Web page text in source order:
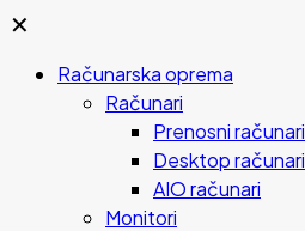
✕
Računarska oprema
Računari
Prenosni računari
Desktop računari
AIO računari
Monitori